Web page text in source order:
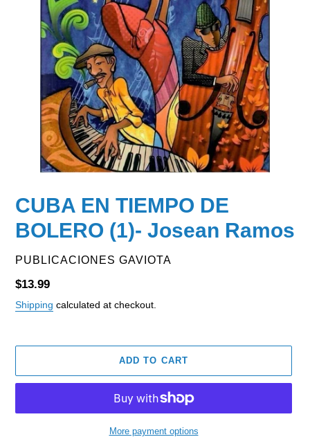
CUBA EN TIEMPO DE
BOLERO (1)- Josean Ramos
VENDOR
PUBLICACIONES GAVIOTA
Regular
price
$13.99
Shipping calculated at checkout.
ADD TO CART
More payment options